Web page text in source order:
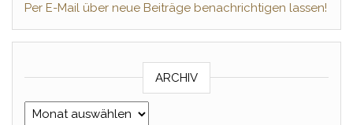
Per E-Mail über neue Beiträge benachrichtigen lassen!
ARCHIV
Archiv